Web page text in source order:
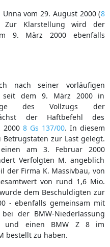
vom 29. August 2000 (8
Zur Klarstellung wird der
9. März 2000 ebenfalls
nach seiner vorläufigen
seit dem 9. März 2000 in
des Vollzugs der
der Haftbefehl des
2000 8 Gs 137/00. In diesem
zur Last gelegt.
am 3. Februar 2000
Verfolgten M. angeblich
der Firma K. Massivbau, von
von rund 1,6 Mio.
dem Beschuldigten zur
- ebenfalls gemeinsam mit
der BMW-Niederlassung
und einen BMW Z 8 im
bestellt zu haben.